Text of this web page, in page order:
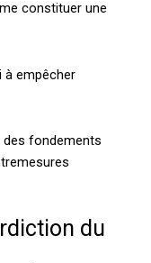
constituer une
à empêcher
des fondements
du